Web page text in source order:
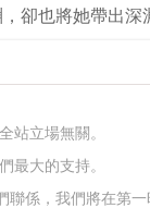
卻也將她帶出深
站立場無關。
最大的支持。
係，我們將在第一